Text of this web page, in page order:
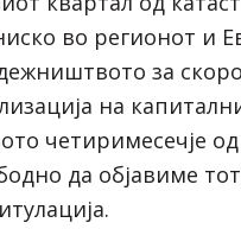
во регионот и
за
на
четиримесечје
да објавиме